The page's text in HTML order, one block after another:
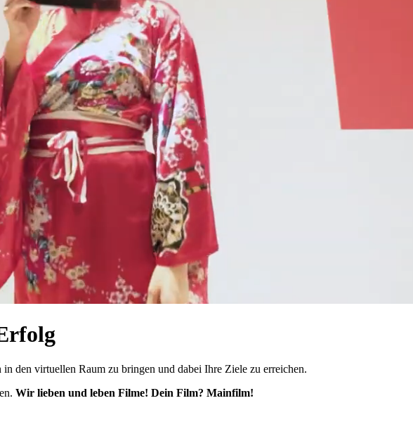
den virtuellen Raum zu bringen und dabei Ihre Ziele zu erreichen.
Wir lieben und leben Filme! Dein Film? Mainfilm!